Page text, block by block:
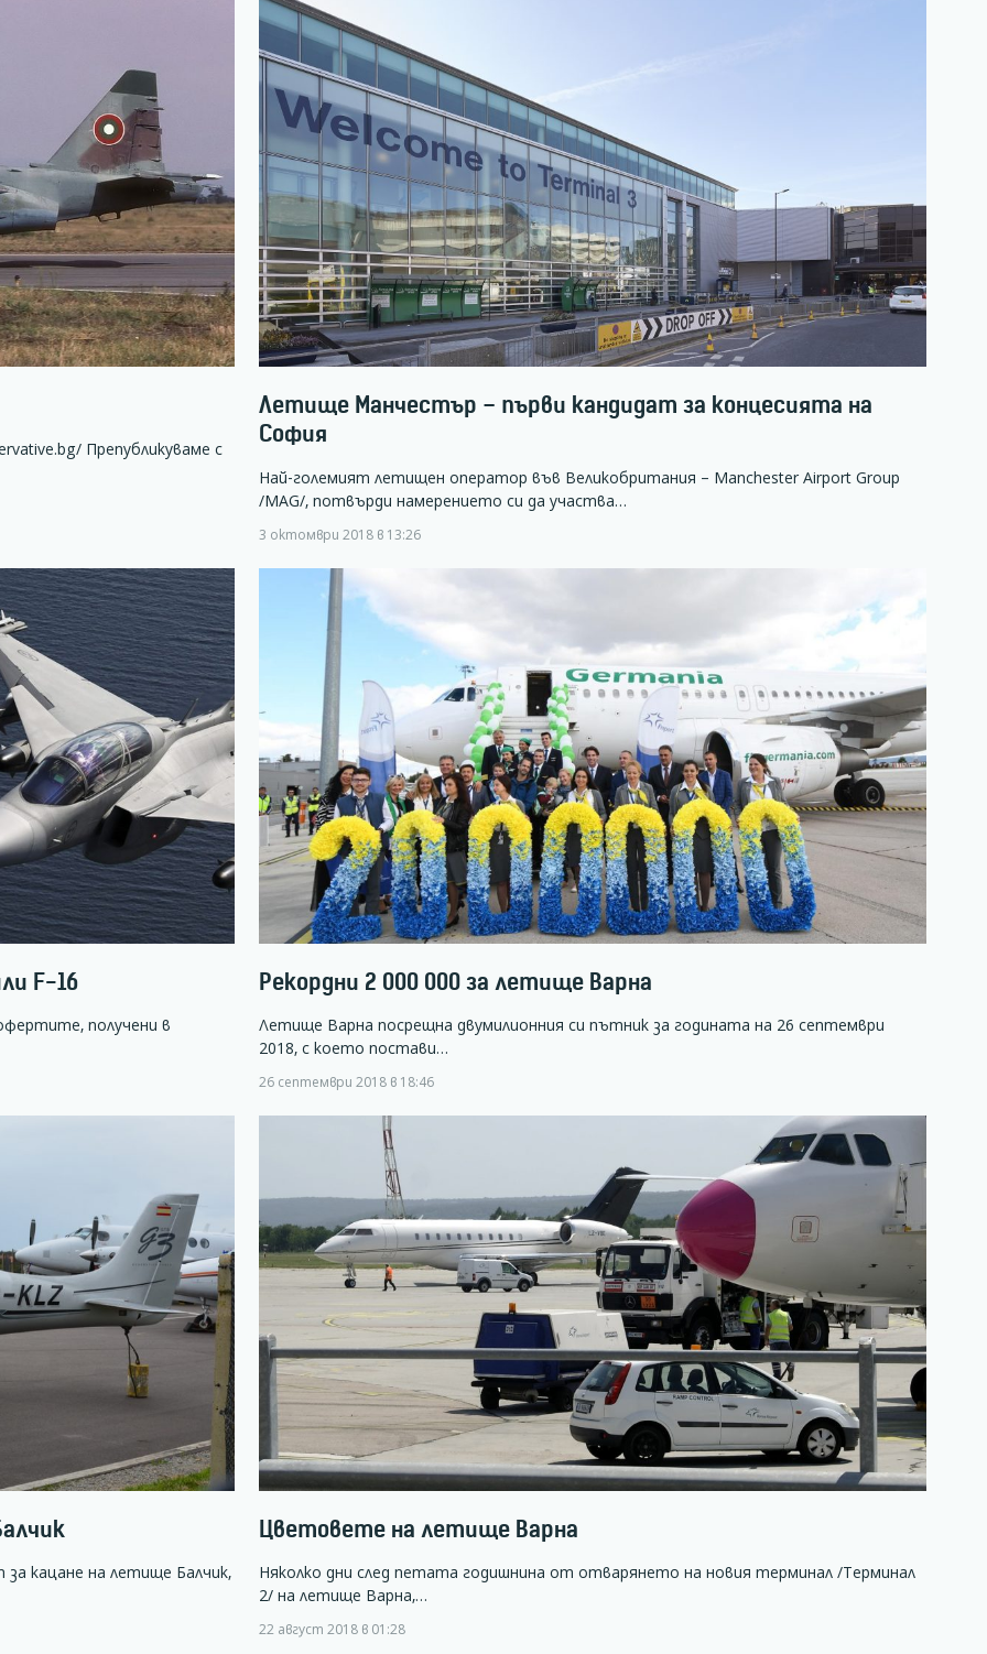
Препубликуваме с
Летище Манчестър – първи кандидат за концесията на
София
Най-големият летищен оператор във Великобритания – Manchester Airport Group
/MAG/, потвърди намерението си да участва…
3 октомври 2018 в 13:26
F-16
получени в
Рекордни 2 000 000 за летище Варна
Летище Варна посрещна двумилионния си пътник за годината на 26 септември
2018, с което постави…
26 септември 2018 в 18:46
кацане на летище Балчик,
Цветовете на летище Варна
Няколко дни след петата годишнина от отварянето на новия терминал /Терминал
2/ на летище Варна,…
22 август 2018 в 01:28